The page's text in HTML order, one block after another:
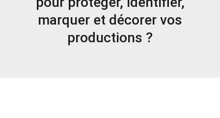
marquer et décorer vos
productions ?